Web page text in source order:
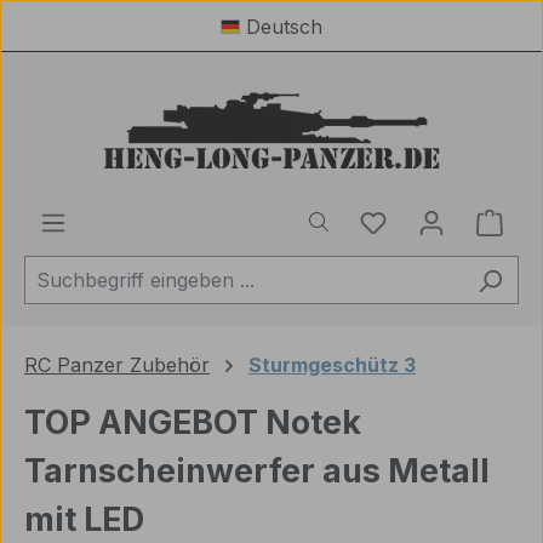
Zum Hauptinhalt springenDeutsch
Du hast 0
RC Panzer Zubehör Sturmgeschütz 3
TOP ANGEBOT Notek
Tarnscheinwerfer aus Metall
mit LED